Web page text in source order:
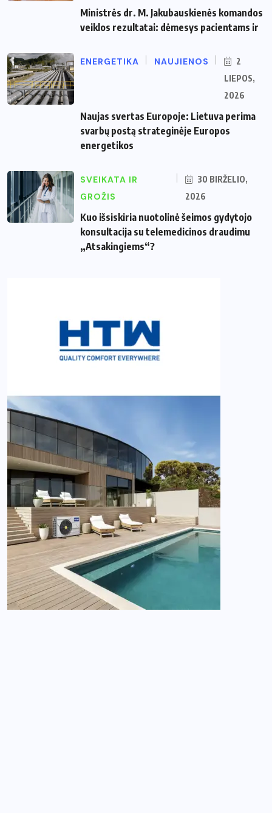
Ministrės dr. M. Jakubauskienės komandos
veiklos rezultatai: dėmesys pacientams ir
ENERGETIKA NAUJIENOS
2
LIEPOS,
2026
Naujas svertas Europoje: Lietuva perima
svarbų postą strateginėje Europos
energetikos
SVEIKATA IR
GROŽIS
30 BIRŽELIO,
2026
Kuo išsiskiria nuotolinė šeimos gydytojo
konsultacija su telemedicinos draudimu
„Atsakingiems“?